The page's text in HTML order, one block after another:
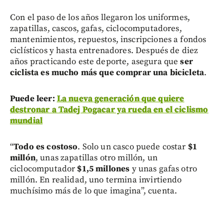
Con el paso de los años llegaron los uniformes,
zapatillas, cascos, gafas, ciclocomputadores,
mantenimientos, repuestos, inscripciones a fondos
ciclísticos y hasta entrenadores. Después de diez
años practicando este deporte, asegura queser
ciclista es mucho más que comprar una bicicleta.
Puede leer: La nueva generación que quiere
destronar a Tadej Pogacar ya rueda en el ciclismo
mundial
“Todo es costoso. Solo un casco puede costar $1
millón, unas zapatillas otro millón, un
ciclocomputador $1,5 millones y unas gafas otro
millón. En realidad, uno termina invirtiendo
muchísimo más de lo que imagina”, cuenta.